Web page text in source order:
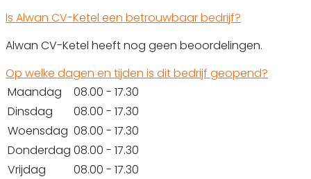
Is Alwan CV-Ketel een betrouwbaar bedrijf?
Alwan CV-Ketel heeft nog geen beoordelingen.
Op welke dagen en tijden is dit bedrijf geopend?
Maandag
08.00 - 17.30
Dinsdag
08.00 - 17.30
Woensdag 08.00 - 17.30
Donderdag 08.00 - 17.30
Vrijdag
08.00 - 17.30